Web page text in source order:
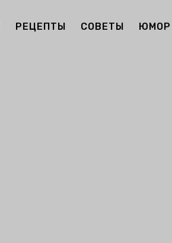
РЕЦЕПТЫ СОВЕТЫ ЮМОР